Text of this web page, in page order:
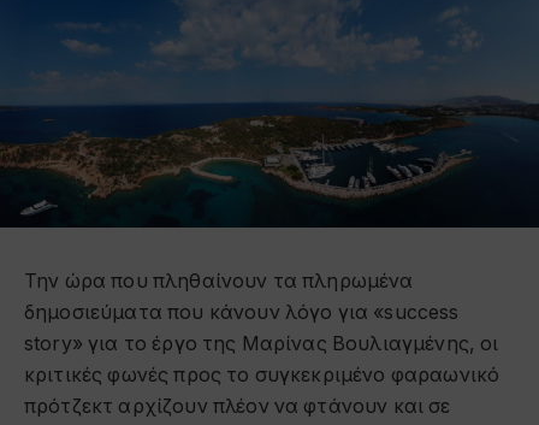
Την ώρα που πληθαίνουν τα πληρωμένα
δημοσιεύματα που κάνουν λόγο για «success
story» για το έργο της Mαρίνας Βουλιαγμένης, οι
κριτικές φωνές προς το συγκεκριμένο φαραωνικό
πρότζεκτ αρχίζουν πλέον να φτάνουν και σε